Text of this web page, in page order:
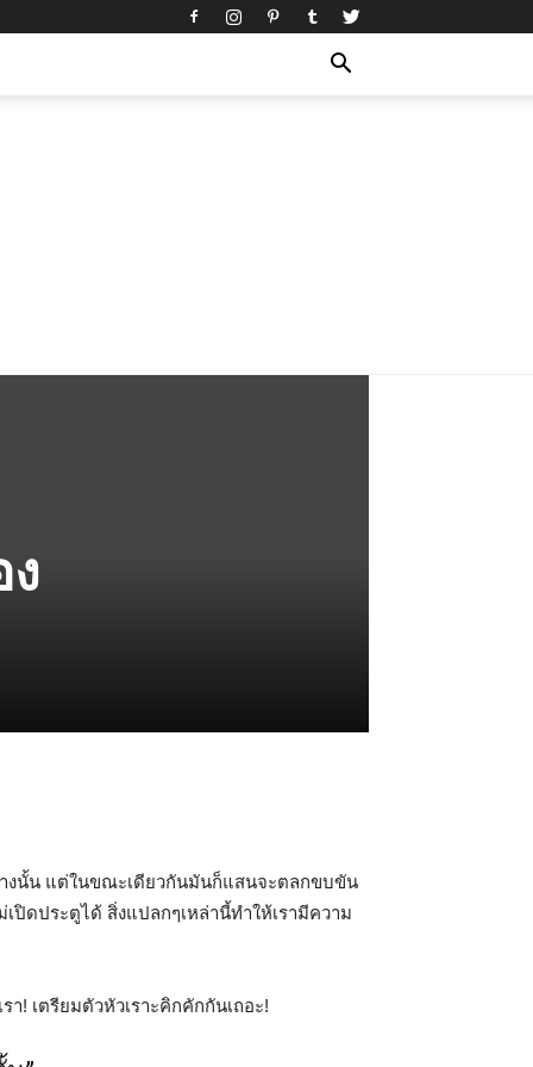
างนั้น แต่ในขณะเดียวกันมันก็แสนจะตลกขบขัน
ปิดประตูได้ สิ่งแปลกๆเหล่านี้ทำให้เรามีความ
! เตรียมตัวหัวเราะคิกคักกันเถอะ!